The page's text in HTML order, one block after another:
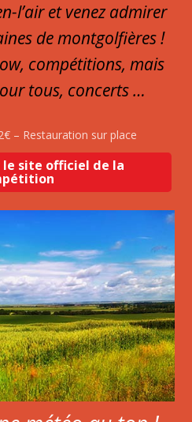
l’air et venez admirer
de montgolfières !
compétitions, mais
tous, concerts …
– Restauration sur place
le site officiel de la